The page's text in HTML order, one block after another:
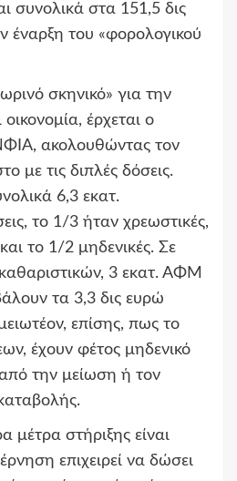
συνολικά στα 151,5 δις
έναρξη του «φορολογικού
σκηνικό» για την
έρχεται ο
ακολουθώντας τον
με τις διπλές δόσεις.
6,3 εκατ.
το 1/3 ήταν χρεωστικές,
το 1/2 μηδενικές. Σε
3 εκατ. ΑΦΜ
τα 3,3 δις ευρώ
επίσης, πως το
έχουν φέτος μηδενικό
την μείωση ή τον
μέτρα στήριξης είναι
επιχειρεί να δώσει